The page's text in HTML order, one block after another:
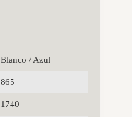
Blanco / Azul
865
1740